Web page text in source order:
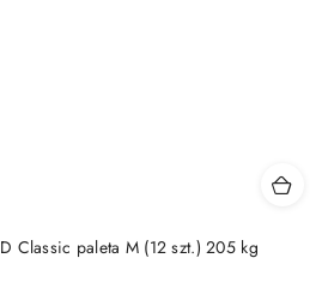
Classic paleta M (12 szt.) 205 kg